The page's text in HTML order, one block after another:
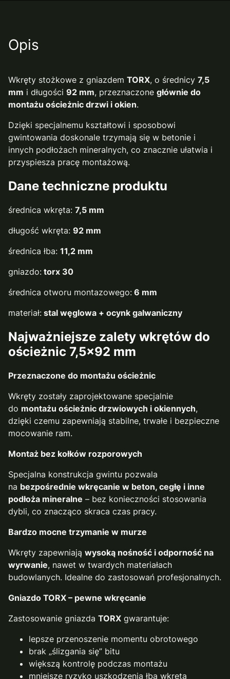
Opis
Wkręty stożkowe z gniazdem TORX, o średnicy 7,5
mm i długości 92 mm, przeznaczone głównie do
montażu ościeżnic drzwi i okien.
Dzięki specjalnemu kształtowi i sposobowi
gwintowania doskonale trzymają się w betonie i
innych podłożach mineralnych, co znacznie ułatwia i
przyspiesza pracę montażową.
Dane techniczne produktu
średnica wkręta: 7,5 mm
długość wkręta: 92 mm
średnica łba: 11,2 mm
gniazdo: torx 30
średnica otworu montazowego: 6 mm
materiał: stal węglowa + ocynk galwaniczny
Najważniejsze zalety wkrętów do
ościeżnic 7,5×92 mm
Przeznaczone do montażu ościeżnic
Wkręty zostały zaprojektowane specjalnie
do montażu ościeżnic drzwiowych i okiennych,
dzięki czemu zapewniają stabilne, trwałe i bezpieczne
mocowanie ram.
Montaż bez kołków rozporowych
Specjalna konstrukcja gwintu pozwala
na bezpośrednie wkręcanie w beton, cegłę i inne
podłoża mineralne – bez konieczności stosowania
dybli, co znacząco skraca czas pracy.
Bardzo mocne trzymanie w murze
Wkręty zapewniają wysoką nośność i odporność na
wyrwanie, nawet w twardych materiałach
budowlanych. Idealne do zastosowań profesjonalnych.
Gniazdo TORX – pewne wkręcanie
Zastosowanie gniazda TORX gwarantuje:
lepsze przenoszenie momentu obrotowego
brak „ślizgania się” bitu
większą kontrolę podczas montażu
mniejsze ryzyko uszkodzenia łba wkręta